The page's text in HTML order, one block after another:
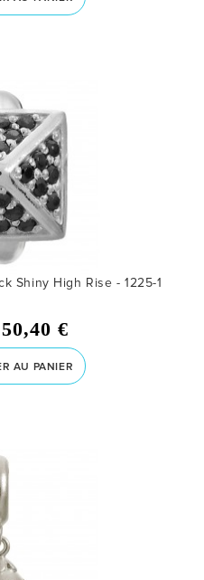
Shiny High Rise - 1225-1
50,40 €
AU PANIER